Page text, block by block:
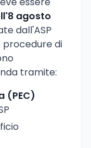
agosto
dall'ASP
procedure di
tramite:
(PEC)